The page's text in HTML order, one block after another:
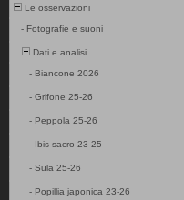
Le osservazioni
- Fotografie e suoni
Dati e analisi
- Biancone 2026
- Grifone 25-26
- Peppola 25-26
- Ibis sacro 23-25
- Sula 25-26
- Popillia japonica 23-26